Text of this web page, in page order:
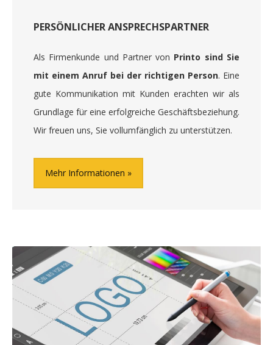
PERSÖNLICHER ANSPRECHSPARTNER
Als Firmenkunde und Partner von Printo sind Sie
mit einem Anruf bei der richtigen Person. Eine
gute Kommunikation mit Kunden erachten wir als
Grundlage für eine erfolgreiche Geschäftsbeziehung.
Wir freuen uns, Sie vollumfänglich zu unterstützen.
Mehr Informationen